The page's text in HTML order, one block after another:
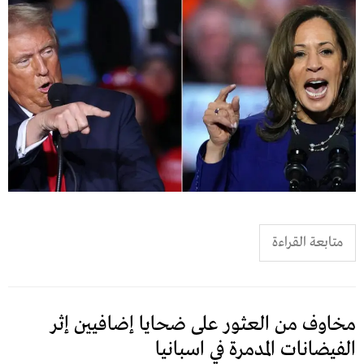
متابعة القراءة
مخاوف من العثور على ضحايا إضافيين إثر
الفيضانات المدمرة في اسبانيا